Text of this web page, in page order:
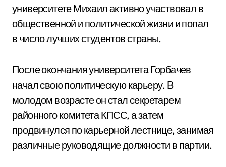
университете Михаил активно участвовал в
общественной и политической жизни и попал
в число лучших студентов страны.
После окончания университета Горбачев
начал свою политическую карьеру. В
молодом возрасте он стал секретарем
районного комитета КПСС, а затем
продвинулся по карьерной лестнице, занимая
различные руководящие должности в партии.